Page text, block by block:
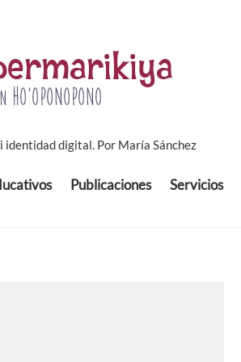
identidad digital. Por María Sánchez
Publicaciones Servicios